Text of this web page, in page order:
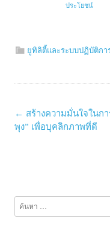
ประโยชน์
ยูทิลิตี้และระบบปฏิบัติกา
Post
navigation
← สร้างความมั่นใจในกา
พุง” เพื่อบุคลิกภาพที่ดี
ค้นหา